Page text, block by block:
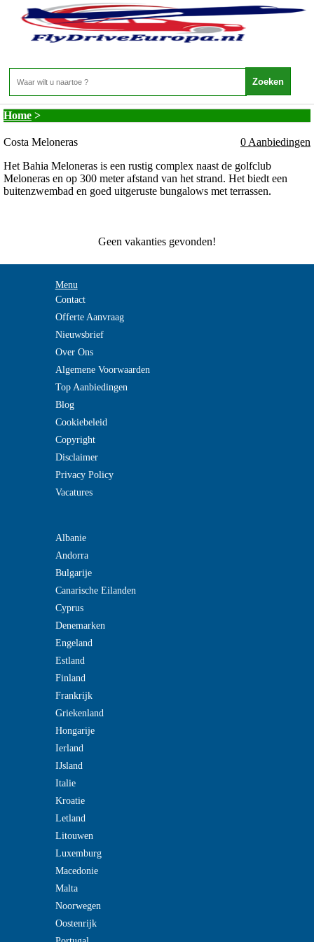
Canarische Eilanden - Gran Canaria - Costa
Home >
Costa Meloneras
0 Aanbiedingen
Het Bahia Meloneras is een rustig complex naast de golfclub
Meloneras en op 300 meter afstand van het strand. Het biedt een
buitenzwembad en goed uitgeruste bungalows met terrassen.
Geen vakanties gevonden!
Menu
Contact
Offerte Aanvraag
Nieuwsbrief
Over Ons
Algemene Voorwaarden
Top Aanbiedingen
Blog
Cookiebeleid
Copyright
Disclaimer
Privacy Policy
Vacatures
Albanie
Andorra
Bulgarije
Canarische Eilanden
Cyprus
Denemarken
Engeland
Estland
Finland
Frankrijk
Griekenland
Hongarije
Ierland
IJsland
Italie
Kroatie
Letland
Litouwen
Luxemburg
Macedonie
Malta
Noorwegen
Oostenrijk